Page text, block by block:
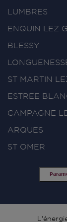
LUMBRES
ENQUIN LEZ
BLESSY
ST MARTIN
ESTREE
CAMPAGNE
ARQUES
ST OMER